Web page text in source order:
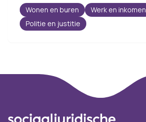
Wonen en buren
Werk en inkomen
Politie en justitie